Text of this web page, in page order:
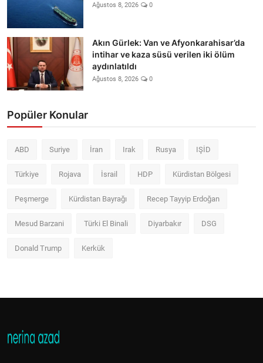
Ağustos 8, 2026 0
Akın Gürlek: Van ve Afyonkarahisar’da
intihar ve kaza süsü verilen iki ölüm
aydınlatıldı
Ağustos 8, 2026 0
Popüler Konular
ABD Suriye İran Irak Rusya IŞİD
Türkiye Rojava İsrail HDP Kürdistan Bölgesi
Peşmerge Kürdistan Bayrağı Recep Tayyip Erdoğan
Mesud Barzani Türki El Binali Diyarbakır DSG
Donald Trump Kerkük